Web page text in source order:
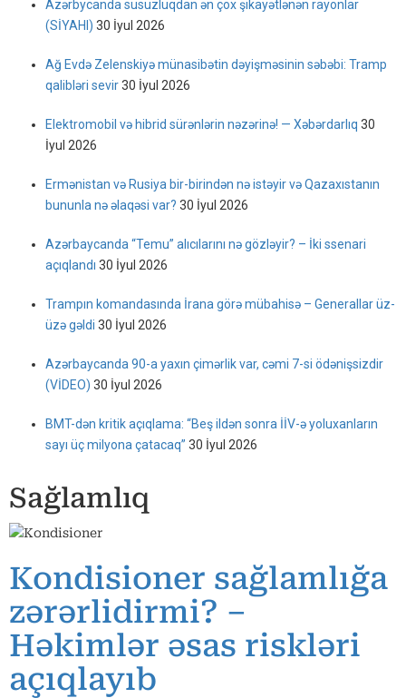
Azərbycanda susuzluqdan ən çox şikayətlənən rayonlar
(SİYAHI) 30 İyul 2026
Ağ Evdə Zelenskiyə münasibətin dəyişməsinin səbəbi: Tramp
qalibləri sevir30 İyul 2026
Elektromobil və hibrid sürənlərin nəzərinə! — Xəbərdarlıq 30
İyul 2026
Ermənistan və Rusiya bir-birindən nə istəyir və Qazaxıstanın
bununla nə əlaqəsi var? 30 İyul 2026
Azərbaycanda “Temu” alıcılarını nə gözləyir? – İki ssenari
açıqlandı 30 İyul 2026
Trampın komandasında İrana görə mübahisə – Generallar üz-
üzə gəldi 30 İyul 2026
Azərbaycanda 90-a yaxın çimərlik var, cəmi 7-si ödənişsizdir
(VİDEO) 30 İyul 2026
BMT-dən kritik açıqlama: “Beş ildən sonra İİV-ə yoluxanların
sayı üç milyona çatacaq” 30 İyul 2026
Sağlamlıq
Kondisioner sağlamlığa
zərərlidirmi? –
Həkimlər əsas riskləri
açıqlayıb